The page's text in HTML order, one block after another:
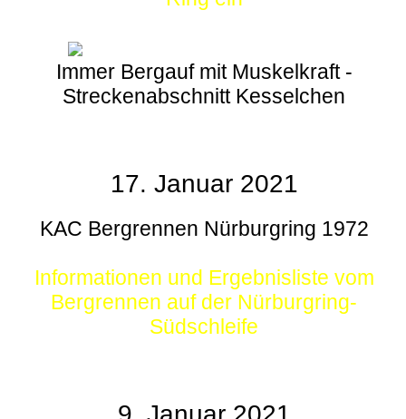
Immer Bergauf mit Muskelkraft -
Streckenabschnitt Kesselchen
17. Januar 2021
KAC Bergrennen Nürburgring 1972
Informationen und Ergebnisliste vom
Bergrennen auf der Nürburgring-
Südschleife